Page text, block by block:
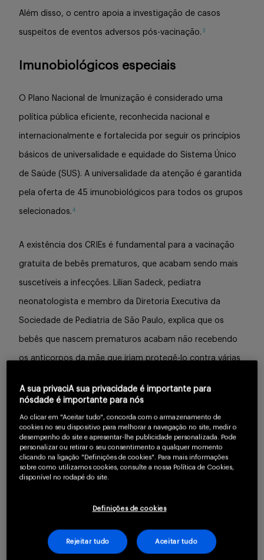
Além disso, o centro apoia a investigação de casos
suspeitos de eventos adversos pós-vacinação. 3
Imunobiológicos especiais
O Plano Nacional de Imunização é considerado uma
política pública eficiente, reconhecida nacional e
internacionalmente e fortalecida por seguir os princípios
básicos de universalidade e equidade do Sistema Único
de Saúde (SUS). A universalidade da atenção é garantida
pela oferta de 45 imunobiológicos para todos os grupos
selecionados. 4
A existência dos CRIEs é fundamental para a vacinação
gratuita de bebês prematuros, que acabam sendo mais
suscetíveis a infecções. Lilian Sadeck, pediatra
neonatologista e membro da Diretoria Executiva da
Sociedade de Pediatria de São Paulo, explica que os
bebês que nascem prematuros acabam não recebendo
os anticorpos da mãe que iriam protegê-lo contra várias
a partir da 30ª ou 32ª semana e vão aumentando
progressivamente. Então, aqueles que nascem antes das
34 semanas já nascem com quantidade menor de
anticorpos protetores”.
tecnológica em vacina para bebê prematuro. “As vacinas
termo são vacinas combinadas de células inteiras. Essas
A sua privaciA sua privacidade é importante para
nósdade é importante para nós
Ao clicar em "Aceitar tudo", concorda com o armazenamento de
cookies no seu dispositivo para melhorar a navegação no site, medir o
desempenho do site e apresentar-lhe publicidade personalizada. Pode
personalizar ou retirar o seu consentimento a qualquer momento
clicando na ligação "Definições de cookies". Para mais informações
sobre como utilizamos cookies, consulte a nossa Política de Cookies,
disponível no rodapé do site.
Definições de cookies
Rejeitar tudo Aceitar tudo